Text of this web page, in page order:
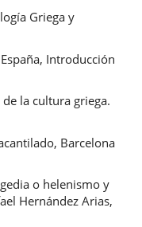
Griega y
Introducción
de la cultura griega.
Barcelona
o helenismo y
Hernández Arias,